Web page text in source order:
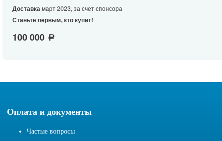
Доставкамарт 2023, за счет спонсора
Станьте первым, кто купит!
100 000 a
Оплата и документы
Частые вопросы